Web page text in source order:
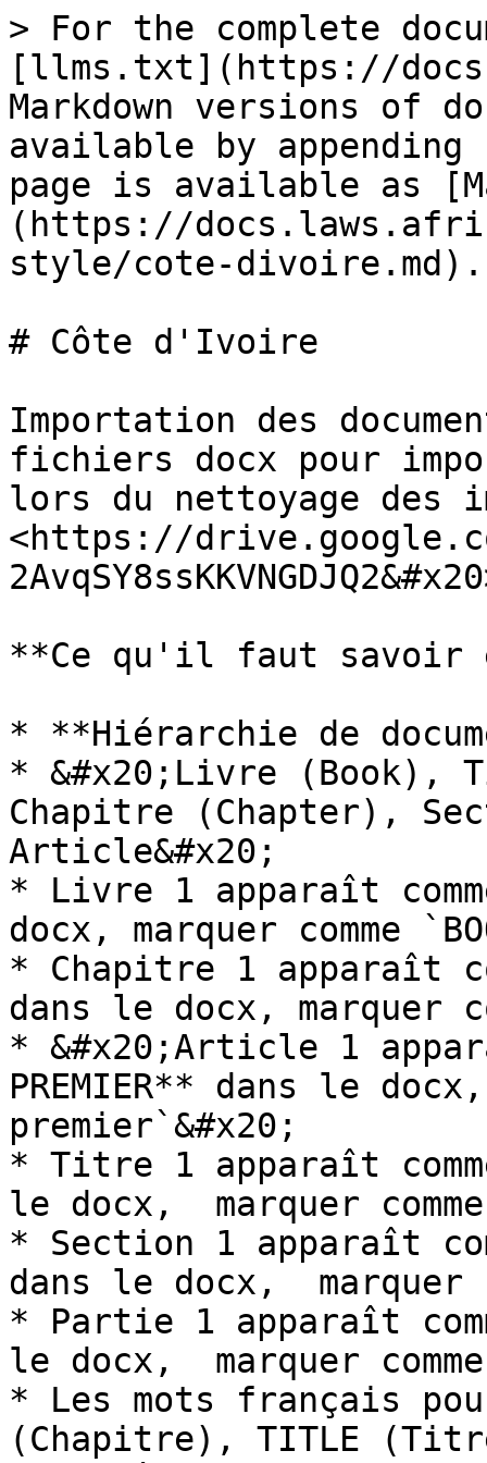
> For the complete
[llms.txt](https://
Markdown versions of
available by
page is available as
(https://
style/cote-divoire.md).
# Côte d'Ivoire
Importation des
fichiers docx pour
lors du nettoyage des
<https://
**Ce qu'il faut savoir
* **Hiérarchie de
* &#x20;Livre
Chapitre (Chapter),
Article&#x20;
* Livre 1 apparaît
docx, marquer comme
* Chapitre 1 apparaît
dans le docx, marquer
* &#x20;Article 1
PREMIER** dans le
premier`&#x20;
* Titre 1 apparaît
le docx,  marquer
* Section 1 apparaît
dans le docx,  marquer
* Partie 1 apparaît
le docx,  marquer
* Les mots français pour
(Chapitre), TITLE